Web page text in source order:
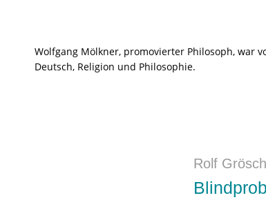
Wolfgang Mölkner, promovierter Philosoph, war
Deutsch, Religion und Philosophie.
Rolf